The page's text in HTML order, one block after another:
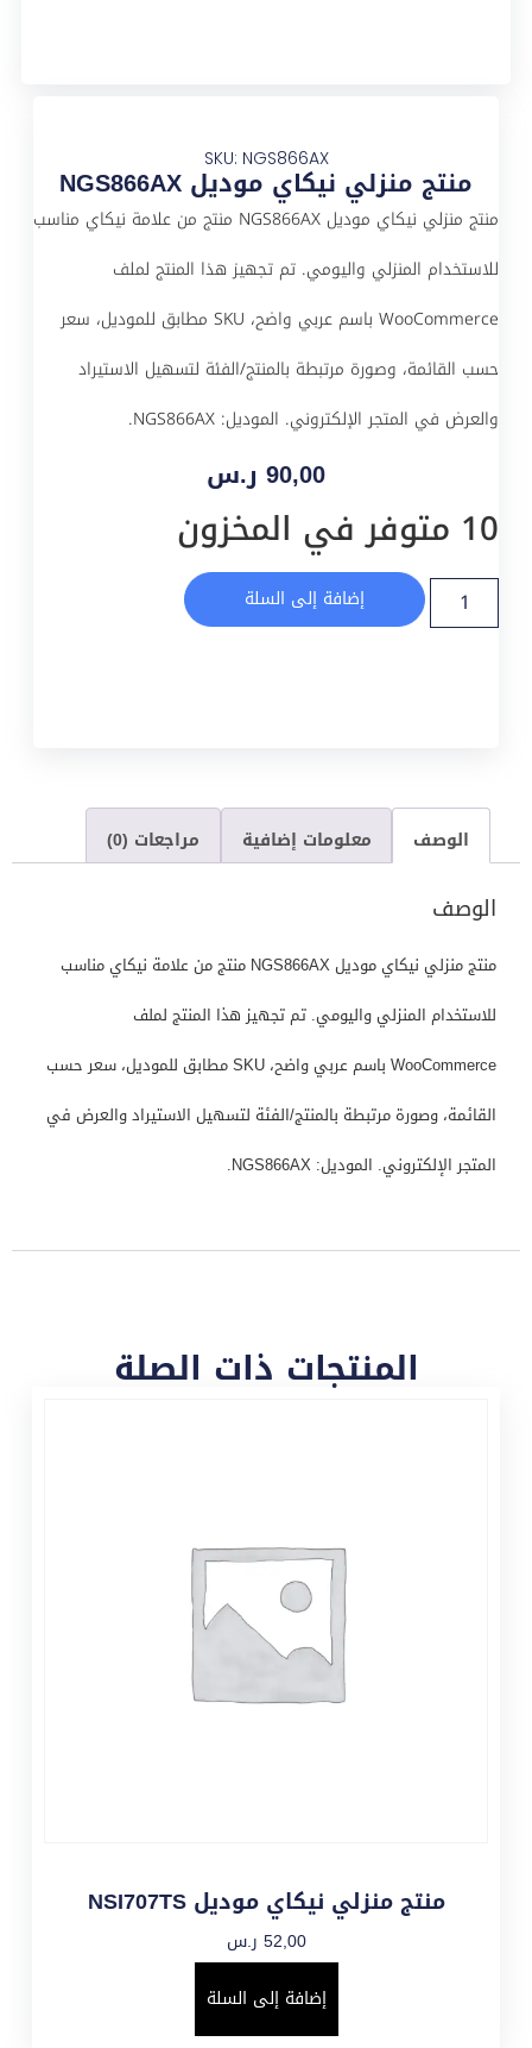
SKU: NGS866AX
منتج منزلي نيكاي موديل NGS866AX
منتج منزلي نيكاي موديل NGS866AX منتج من علامة نيكاي مناسب
للاستخدام المنزلي واليومي. تم تجهيز هذا المنتج لملف
WooCommerce باسم عربي واضح، SKU مطابق للموديل، سعر
حسب القائمة، وصورة مرتبطة بالمنتج/الفئة لتسهيل الاستيراد
والعرض في المتجر الإلكتروني. الموديل: NGS866AX.
90,00 ر.س
10 متوفر في المخزون
إضافة إلى السلة
الوصف معلومات إضافية مراجعات (0)
الوصف
منتج منزلي نيكاي موديل NGS866AX منتج من علامة نيكاي مناسب
للاستخدام المنزلي واليومي. تم تجهيز هذا المنتج لملف
WooCommerce باسم عربي واضح، SKU مطابق للموديل، سعر حسب
القائمة، وصورة مرتبطة بالمنتج/الفئة لتسهيل الاستيراد والعرض في
المتجر الإلكتروني. الموديل: NGS866AX.
المنتجات ذات الصلة
منتج منزلي نيكاي موديل NSI707TS
52,00 ر.س
إضافة إلى السلة